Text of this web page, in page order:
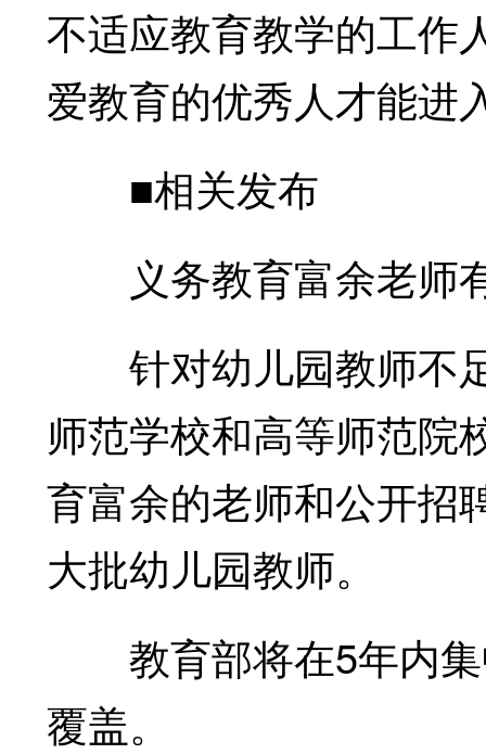
不适应教育教学的工作
爱教育的优秀人才能进
■相关发布
义务教育富余老师
针对幼儿园教师不
师范学校和高等师范院
育富余的老师和公开招
大批幼儿园教师。
教育部将在5年内集
覆盖。